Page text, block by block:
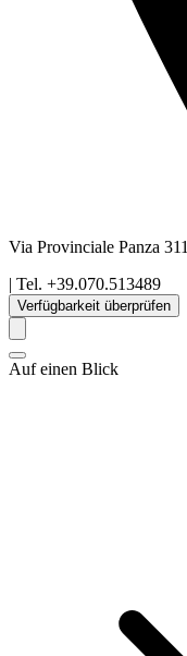
Via Provinciale Panza 311
| Tel. +39.070.513489
Verfügbarkeit überprüfen
Auf einen Blick